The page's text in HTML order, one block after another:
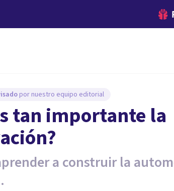
por nuestro equipo editorial
tan importante la
a construir la